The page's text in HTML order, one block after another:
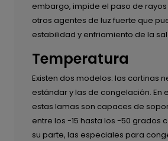
embargo, impide el paso de
otros agentes de luz fuerte que
estabilidad y enfriamiento de la
Temperatura
Existen dos modelos: las cortinas
estándar y las de congelación. En
estas lamas son capaces de
entre los -15 hasta los -50 grados
su parte, las especiales para